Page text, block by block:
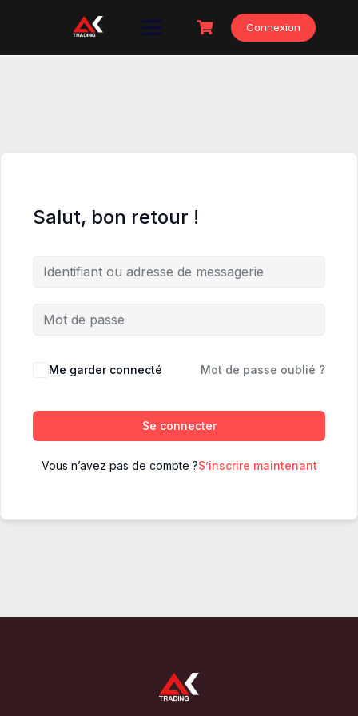
Connexion
Salut, bon retour !
Me garder connecté Mot de passe oublié ?
Se connecter
Vous n’avez pas de compte ?S’inscrire maintenant